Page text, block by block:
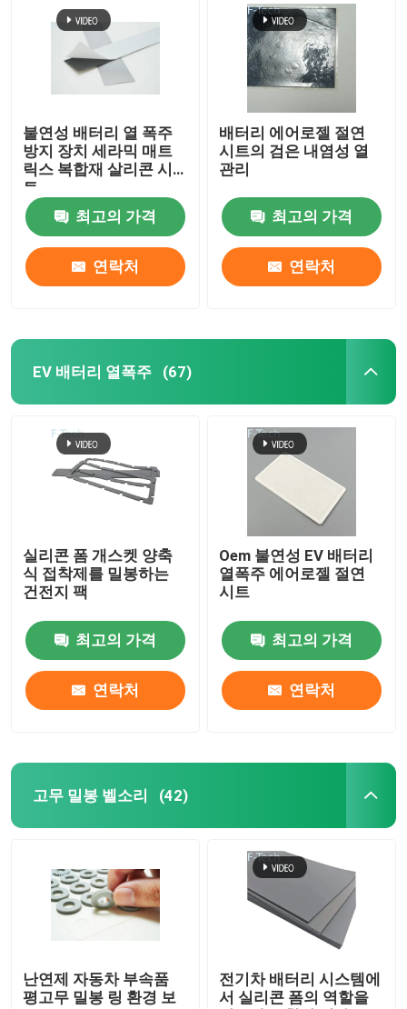
불연성 배터리 열 폭주
방지 장치 세라믹 매트
릭스 복합재 살리콘 시
트
최고의 가격
연락처
배터리 에어로젤 절연
시트의 검은 내염성 열
관리
최고의 가격
연락처
EV 배터리 열폭주 (67)
실리콘 폼 개스켓 양축
식 접착제를 밀봉하는
건전지 팩
최고의 가격
연락처
Oem 불연성 EV 배터리
열폭주 에어로젤 절연
시트
최고의 가격
연락처
고무 밀봉 벨소리 (42)
난연제 자동차 부속품
평고무 밀봉 링 환경 보
전기차 배터리 시스템에
서 실리콘 폼의 역할을